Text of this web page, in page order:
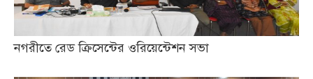
নগরীতে রেড ক্রিসেন্টের ওরিয়েন্টেশন সভা